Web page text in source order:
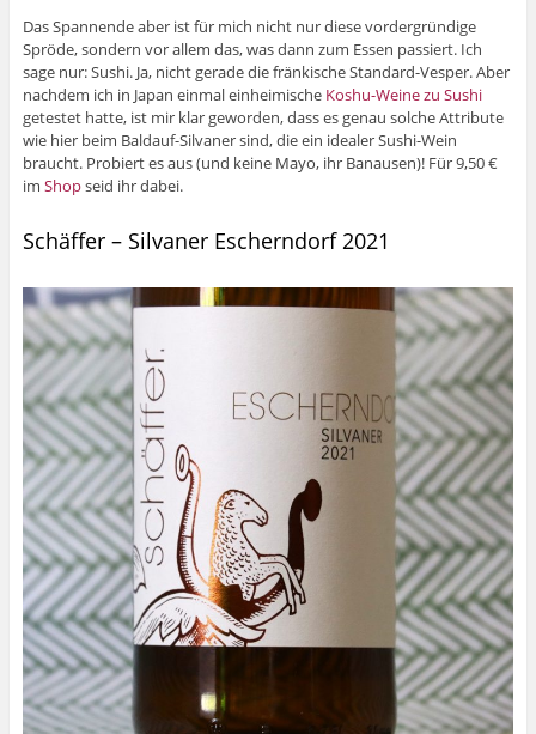
Das Spannende aber ist für mich nicht nur diese vordergründige
Spröde, sondern vor allem das, was dann zum Essen passiert. Ich
sage nur: Sushi. Ja, nicht gerade die fränkische Standard-Vesper. Aber
nachdem ich in Japan einmal einheimische Koshu-Weine zu Sushi
getestet hatte, ist mir klar geworden, dass es genau solche Attribute
wie hier beim Baldauf-Silvaner sind, die ein idealer Sushi-Wein
braucht. Probiert es aus (und keine Mayo, ihr Banausen)! Für 9,50 €
im Shopseid ihr dabei.
Schäffer – Silvaner Escherndorf 2021